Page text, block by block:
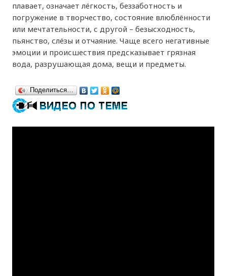
плавает, означает лёгкость, беззаботность и
погружение в творчество, состояние влюблённости
или мечтательности, с другой – безысходность,
пьянство, слёзы и отчаяние. Чаще всего негативные
эмоции и происшествия предсказывает грязная
вода, разрушающая дома, вещи и предметы.
Поделиться…